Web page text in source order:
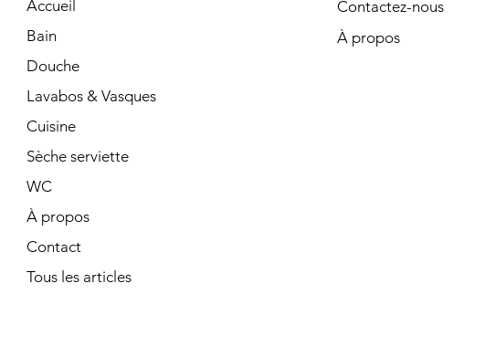
Accueil
Bain
Douche
Lavabos & Vasques
Cuisine
Sèche serviette
WC
À propos
Contact
Tous les articles
Contactez-nous
À propos